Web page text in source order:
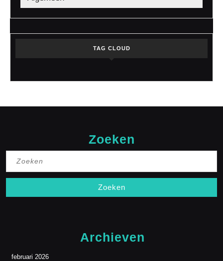
TAG CLOUD
Zoeken
naar:
Archieven
februari 2026